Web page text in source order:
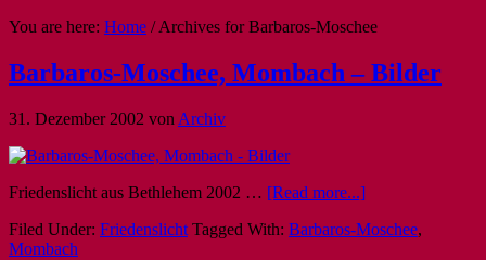
You are here: Home /Archives for Barbaros-Moschee
Barbaros-Moschee, Mombach – Bilder
31. Dezember 2002 von Archiv
Friedenslicht aus Bethlehem 2002 … [Read more...]
Filed Under: Friedenslicht Tagged With: Barbaros-Moschee,
Mombach